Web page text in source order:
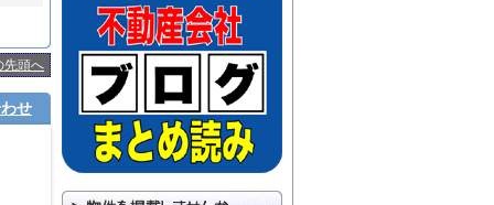
先頭へ
せ